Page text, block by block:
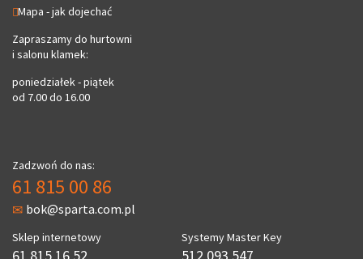
Mapa - jak dojechać
Zapraszamy do hurtowni
i salonu klamek:
poniedziałek - piątek
od 7.00 do 16.00
Zadzwoń do nas:
61 815 00 86
bok@sparta.com.pl
Sklep internetowy Systemy Master Key